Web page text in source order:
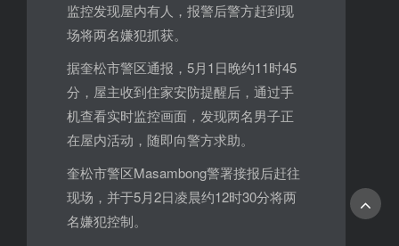
监控发现屋内有人，报警后警方赶到现
场将两名嫌犯抓获。
据奎松市警区通报，5月1日晚约11时45
分，屋主收到住家安防提醒后，通过手
机查看实时监控画面，发现两名男子正
在屋内活动，随即向警方求助。
奎松市警区Masambong警署接报后赶往
现场，并于5月2日凌晨约12时30分将两
名嫌犯控制。